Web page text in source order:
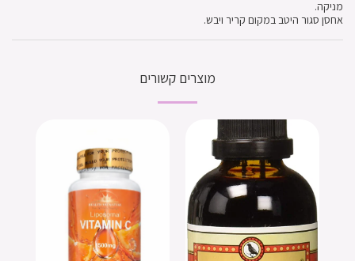
מניקה.
אחסן סגור היטב במקום קריר ויבש.
מוצרים קשורים